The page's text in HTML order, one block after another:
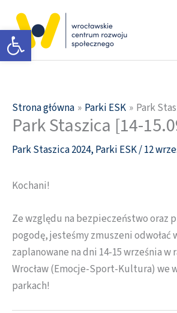
Otwórz pasek narzędzi
treści
Strona główna Parki ESK Park
Park Staszica [14-
Park Staszica 2024, Parki ESK/12
Kochani!
Ze względu na bezpieczeństwo oraz
pogodę, jesteśmy zmuszeni odwołać
zaplanowane na dni 14-15 września w
Wrocław (Emocje-Sport-Kultura) we
parkach!